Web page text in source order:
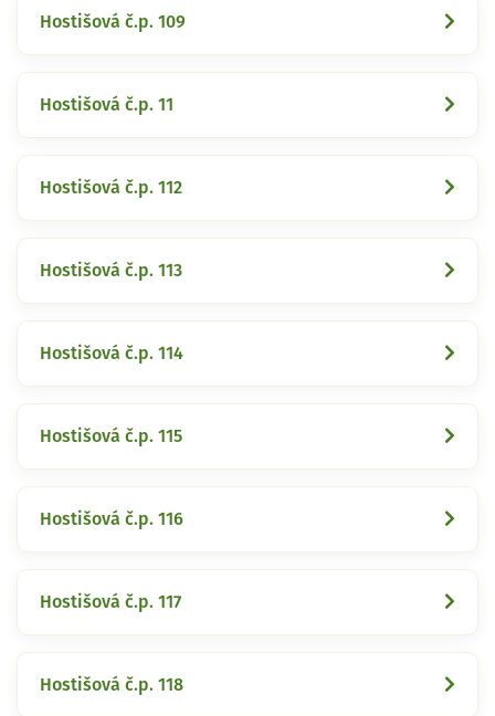
Hostišová č.p. 109
Hostišová č.p. 11
Hostišová č.p. 112
Hostišová č.p. 113
Hostišová č.p. 114
Hostišová č.p. 115
Hostišová č.p. 116
Hostišová č.p. 117
Hostišová č.p. 118